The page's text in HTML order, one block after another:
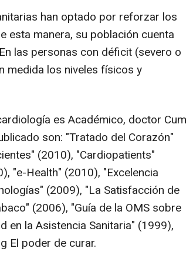
han optado por reforzar los
esta manera, su población cuenta
las personas con déficit (severo o
medida los niveles físicos y
es Académico, doctor Cum
son: "Tratado del Corazón"
(2010), "Cardiopatients"
"e-Health" (2010), "Excelencia
(2009), "La Satisfacción de
(2006), "Guía de la OMS sobre
en la Asistencia Sanitaria" (1999),
El poder de curar.